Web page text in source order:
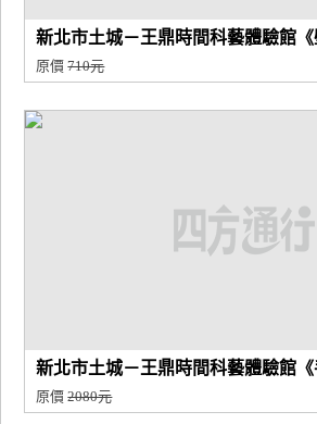
新北市土城－王鼎時間科藝體驗館
原價710元
新北市土城－王鼎時間科藝體驗館
原價2080元